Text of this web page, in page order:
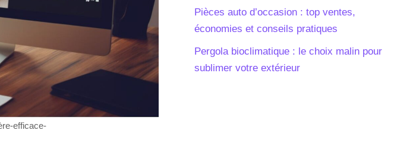
efficace-
Pièces auto d’occasion : top ventes,
économies et conseils pratiques
Pergola bioclimatique : le choix malin pour
sublimer votre extérieur